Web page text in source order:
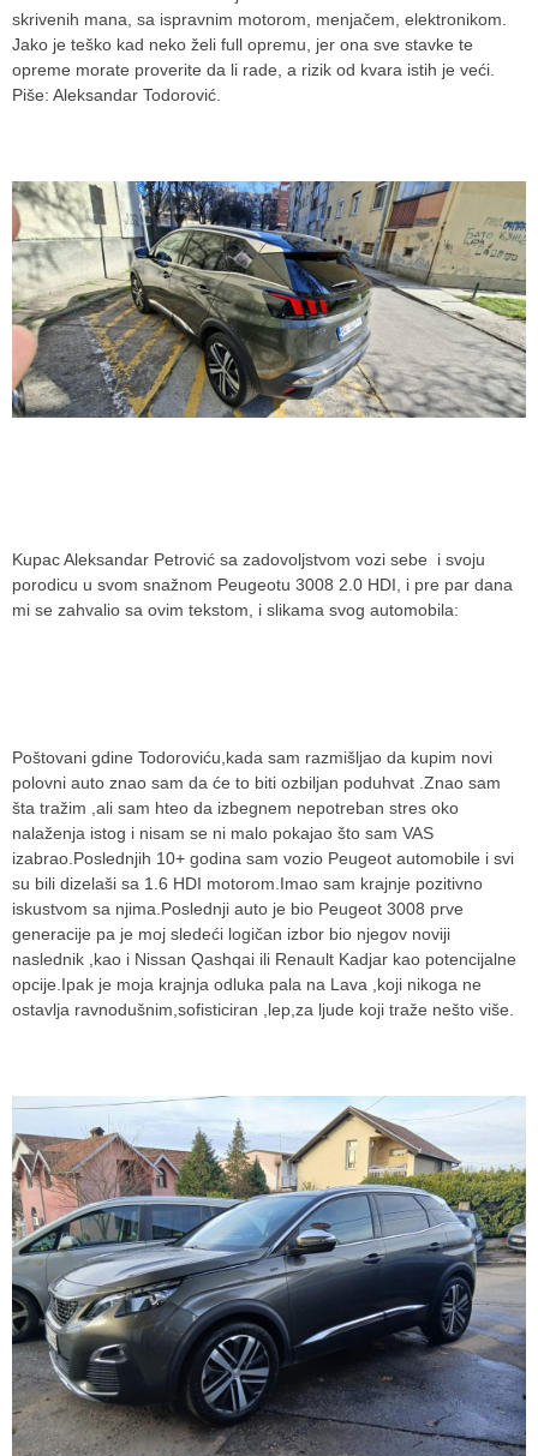
skrivenih mana, sa ispravnim motorom, menjačem, elektronikom.
Jako je teško kad neko želi full opremu, jer ona sve stavke te
opreme morate proverite da li rade, a rizik od kvara istih je veći.
Piše: Aleksandar Todorović.
Kupac Aleksandar Petrović sa zadovoljstvom vozi sebe i svoju
porodicu u svom snažnom Peugeotu 3008 2.0 HDI, i pre par dana
mi se zahvalio sa ovim tekstom, i slikama svog automobila:
Poštovani gdine Todoroviću,kada sam razmišljao da kupim novi
polovni auto znao sam da će to biti ozbiljan poduhvat .Znao sam
šta tražim ,ali sam hteo da izbegnem nepotreban stres oko
nalaženja istog i nisam se ni malo pokajao što sam VAS
izabrao.Poslednjih 10+ godina sam vozio Peugeot automobile i svi
su bili dizelaši sa 1.6 HDI motorom.Imao sam krajnje pozitivno
iskustvom sa njima.Poslednji auto je bio Peugeot 3008 prve
generacije pa je moj sledeći logičan izbor bio njegov noviji
naslednik ,kao i Nissan Qashqai ili Renault Kadjar kao potencijalne
opcije.Ipak je moja krajnja odluka pala na Lava ,koji nikoga ne
ostavlja ravnodušnim,sofisticiran ,lep,za ljude koji traže nešto više.